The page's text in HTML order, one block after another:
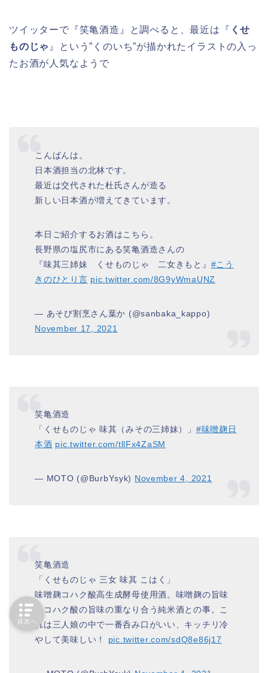
ツイッターで『笑亀酒造』と調べると、最近は『 くせ
ものじゃ 』という”くのいち”が描かれたイラストの入っ
たお酒が人気なようで
こんばんは。
日本酒担当の北林です。
最近は交代された杜氏さんが造る
新しい日本酒が増えてきています。
本日ご紹介するお酒はこちら。
長野県の塩尻市にある笑亀酒造さんの
『味其三姉妹 くせものじゃ 二女きもと』 #こう
きのひとり言 pic.twitter.com/8G9yWmaUNZ
— あそび割烹さん葉か (@sanbaka_kappo)
November 17, 2021
笑亀酒造
「くせものじゃ 味其（みその三姉妹）」 #味噌麹日
本酒 pic.twitter.com/tllFx4ZaSM
— MOTO (@BurbYsyk) November 4, 2021
笑亀酒造
「くせものじゃ 三女 味其 こはく」
味噌麹コハク酸高生成酵母使用酒。味噌麹の旨味
とコハク酸の旨味の重なり合う純米酒との事。こ
れは三人娘の中で一番呑み口がいい、キッチリ冷
やして美味しい！ pic.twitter.com/sdQ8e86j17
目次へ